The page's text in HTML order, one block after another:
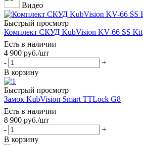
Видео
Быстрый просмотр
Комплект СКУД KubVision KV-66 SS Kit
Есть в наличии
4 900 руб./шт
-
+
В корзину
Быстрый просмотр
Замок KubVision Smart TTLock G8
Есть в наличии
8 900 руб./шт
-
+
В корзину